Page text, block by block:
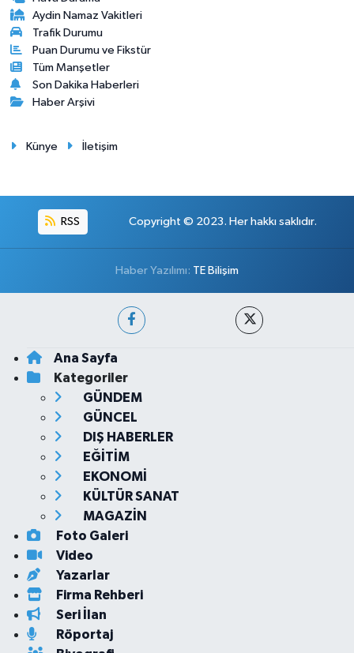
Aydin Namaz Vakitleri
Trafik Durumu
Puan Durumu ve Fikstür
Tüm Manşetler
Son Dakika Haberleri
Haber Arşivi
Künye İletişim
RSS Copyright © 2023. Her hakkı saklıdır.
Haber Yazılımı: TE Bilişim
Ana Sayfa
Kategoriler
GÜNDEM
GÜNCEL
DIŞ HABERLER
EĞİTİM
EKONOMİ
KÜLTÜR SANAT
MAGAZİN
Foto Galeri
Video
Yazarlar
Firma Rehberi
Seri İlan
Röportaj